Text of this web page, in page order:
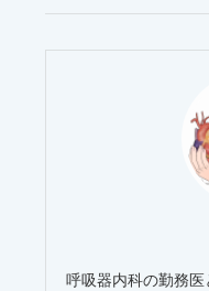
呼吸器内科の勤務